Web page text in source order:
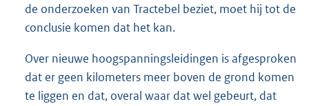
de onderzoeken van Tractebel beziet, moet hij tot de
conclusie komen dat het kan.
Over nieuwe hoogspanningsleidingen is afgesproken
dat er geen kilometers meer boven de grond komen
te liggen en dat, overal waar dat wel gebeurt, dat